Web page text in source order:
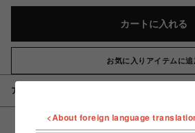
カートに入れる
お気に入りアイテムに追
アイテム説明 / 素材
<About foreign language